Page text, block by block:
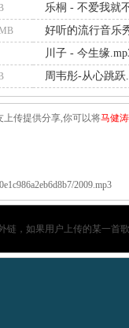
乐桐 - 不爱我就
好听的流行音乐
川子 - 今生缘
周韦彤-从心跳跃
上传提供分享,你可以将马健
2009.mp3
链，如果用户上传的某一首